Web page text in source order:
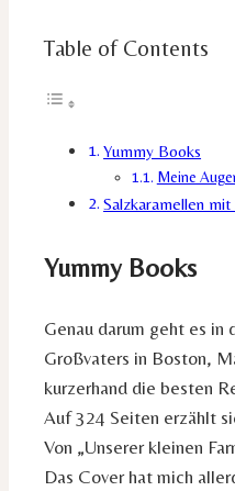
Table of Contents
Yummy Books
Meine
Salzkaramellen
Yummy Books
Genau darum geht es
Großvaters in Boston,
kurzerhand die besten
Auf 324 Seiten erzählt
Von „Unserer kleinen
Das Cover hat mich